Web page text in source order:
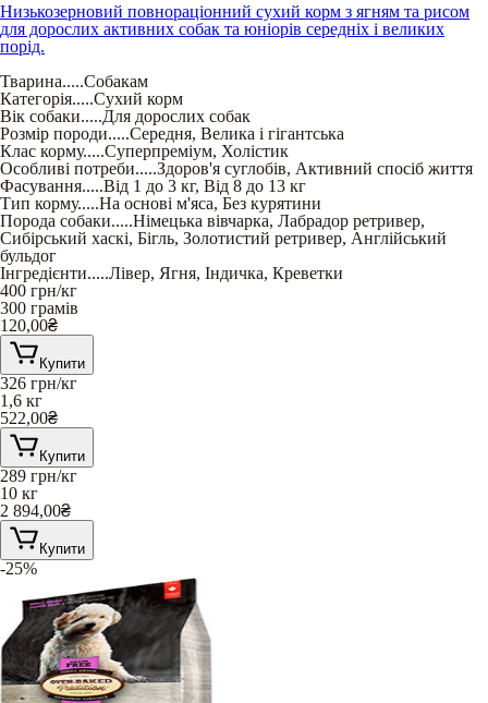
Низькозерновий повнораціонний сухий корм з ягням та рисом
для дорослих активних собак та юніорів середніх і великих
порід.
Тварина.....Собакам
Категорія.....Сухий корм
Вік собаки.....Для дорослих собак
Розмір породи.....Середня, Велика і гігантська
Клас корму.....Суперпреміум, Холістик
Особливі потреби.....Здоров'я суглобів, Активний спосіб життя
Фасування.....Від 1 до 3 кг, Від 8 до 13 кг
Тип корму.....На основі м'яса, Без курятини
Порода собаки.....Німецька вівчарка, Лабрадор ретривер,
Сибірський хаскі, Бігль, Золотистий ретривер, Англійський
бульдог
Інгредієнти.....Лівер, Ягня, Індичка, Креветки
400 грн/кг
300 грамів
120,00₴
Купити
326 грн/кг
1,6 кг
522,00₴
Купити
289 грн/кг
10 кг
2 894,00₴
Купити
-25%